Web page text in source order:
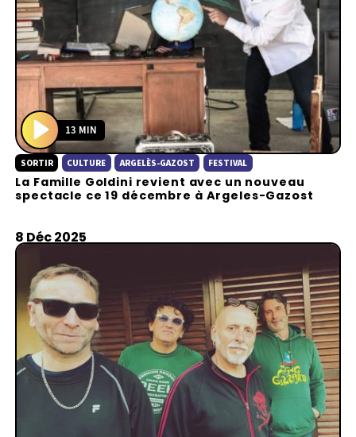
P
l
a
13 MIN
SORTIR CULTURE ARGELÈS-GAZOST FESTIVAL
La Famille Goldini revient avec un nouveau
spectacle ce 19 décembre à Argeles-Gazost
8 Déc 2025